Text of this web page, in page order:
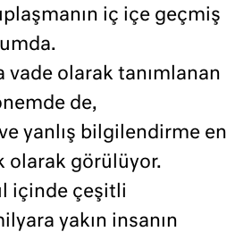
iç içe geçmiş
vade olarak tanımlanan
de,
yanlış bilgilendirme en
olarak görülüyor.
içinde çeşitli
yakın insanın